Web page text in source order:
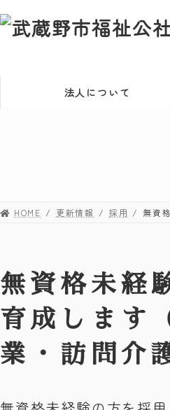
法人について
HOME 更新情報 採用 無資
無資格未経
育成します
業・訪問介